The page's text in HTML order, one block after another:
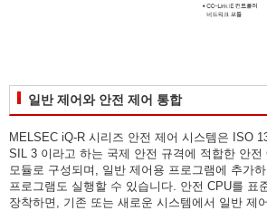
일반 제어와 안전 제어 통합
MELSEC iQ-R 시리즈 안전 제어 시스템은 ISO
SIL 3 이라고 하는 국제 안전 규격에 적합한 안
모듈로 구성되며, 일반 제어용 프로그램에 추가
프로그램도 실행할 수 있습니다. 안전 CPU를 표
장착하면, 기존 또는 새로운 시스템에서 일반 제